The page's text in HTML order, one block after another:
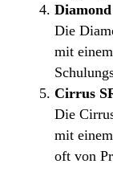
Die
mit
Cirrus
Die
mit
oft von